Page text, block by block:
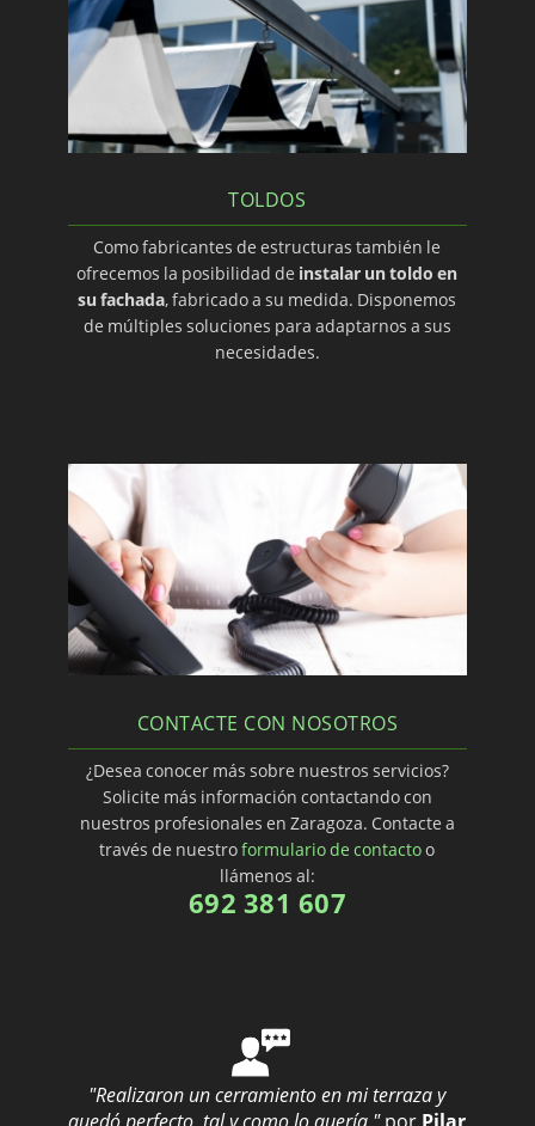
TOLDOS
Como fabricantes de estructuras también le
ofrecemos la posibilidad de instalar un toldo en
su fachada, fabricado a su medida. Disponemos
de múltiples soluciones para adaptarnos a sus
necesidades.
CONTACTE CON NOSOTROS
¿Desea conocer más sobre nuestros servicios?
Solicite más información contactando con
nuestros profesionales en Zaragoza. Contacte a
través de nuestroformulario de contactoo
llámenos al:
692 381 607
"Realizaron un cerramiento en mi terraza y